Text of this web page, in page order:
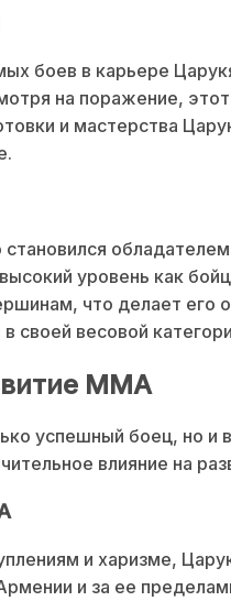
боев в карьере
на поражение,
и мастерства
уровень как
что делает его
своей весовой
ММА
успешный боец, но и
влияние на
и харизме,
и за ее